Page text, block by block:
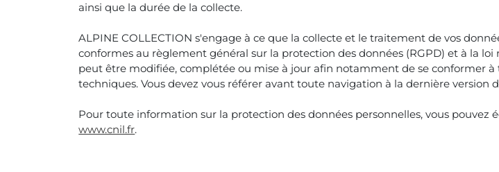
ainsi que la durée de la collecte.
ALPINE COLLECTION s'engage à ce que la collecte et le traitement de vos
conformes au règlement général sur la protection des données (RGPD) et à la
peut être modifiée, complétée ou mise à jour afin notamment de se conformer
techniques. Vous devez vous référer avant toute navigation à la dernière version
Pour toute information sur la protection des données personnelles, vous
www.cnil.fr.